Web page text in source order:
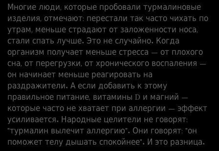
Многие люди, которые пробовали турмалиновые
изделия, отмечают: перестали так часто чихать по
утрам, меньше страдают от заложенности носа,
стали спать лучше. Это не случайно. Когда
организм получает меньше стресса — от плохого
сна, от перегрузки, от хронического воспаления —
он начинает меньше реагировать на
раздражители. А если добавить к этому
правильное питание, витамины D и магний —
которые часто не хватает при аллергии — эффект
усиливается. Народные целители не говорят:
"турмалин вылечит аллергию". Они говорят: "он
поможет телу дышать спокойнее". И это разница.